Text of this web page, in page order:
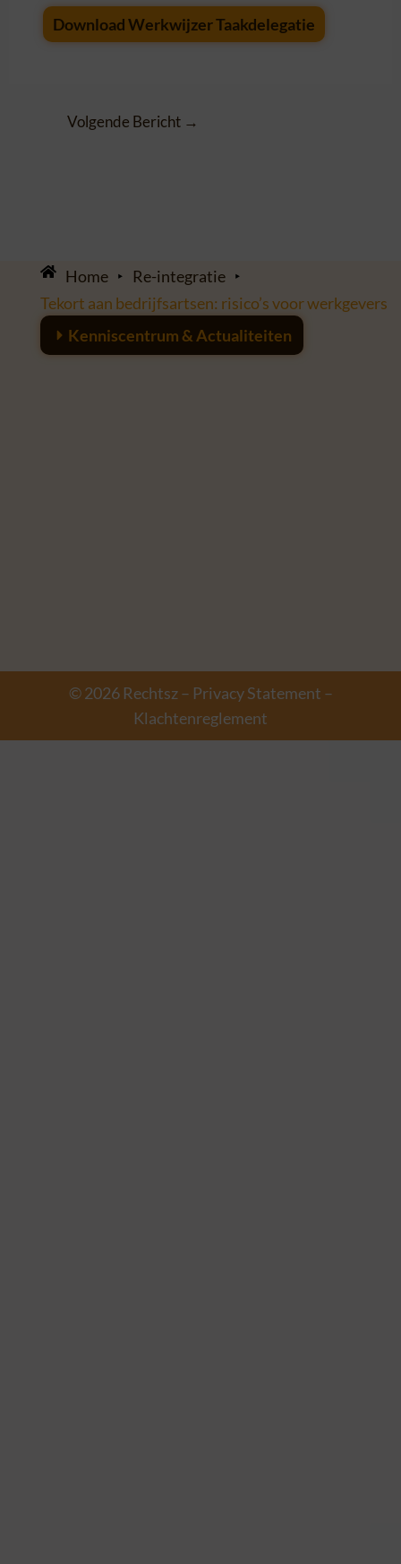
Download Werkwijzer Taakdelegatie
Volgende Bericht →
Home ‣ Re-integratie ‣
Tekort aan bedrijfsartsen: risico’s voor werkgevers
Kenniscentrum & Actualiteiten
© 2026 Rechtsz – Privacy Statement –
Klachtenreglement